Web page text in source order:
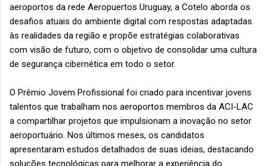
aeroportos da rede Aeropuertos Uruguay, a Cotelo aborda os
desafios atuais do ambiente digital com respostas adaptadas
às realidades da região e propõe estratégias colaborativas
com visão de futuro, com o objetivo de consolidar uma cultura
de segurança cibernética em todo o setor.
O Prêmio Jovem Profissional foi criado para incentivar jovens
talentos que trabalham nos aeroportos membros da ACI-LAC
a compartilhar projetos que impulsionam a inovação no setor
aeroportuário. Nos últimos meses, os candidatos
apresentaram estudos detalhados de suas ideias, destacando
soluções tecnológicas para melhorar a experiência do